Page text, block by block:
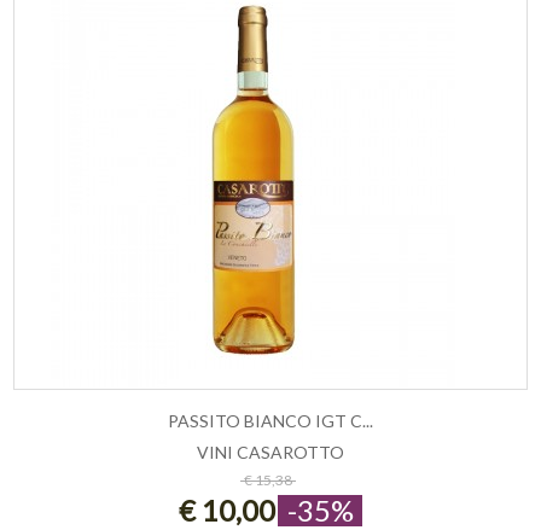
ESAURITO
PASSITO BIANCO IGT C...
VINI CASAROTTO
€ 15,38
€ 10,00 -35%